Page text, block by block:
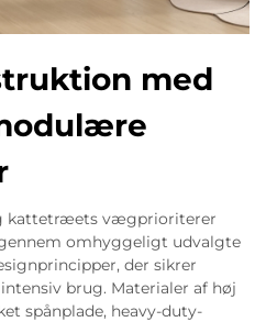
med
kattetræets vægprioriterer
omhyggeligt udvalgte
der sikrer
brug. Materialer af høj
spånplade, heavy-duty-